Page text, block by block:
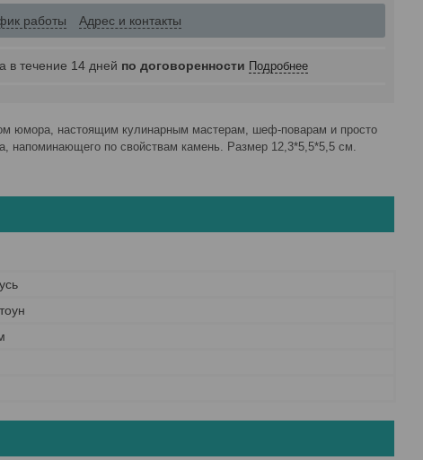
работы Адрес и контакты
в течение 14 дней по договоренности Подробнее
юмора, настоящим кулинарным мастерам, шеф-поварам и просто
напоминающего по свойствам камень. Размер 12,3*5,5*5,5 см.